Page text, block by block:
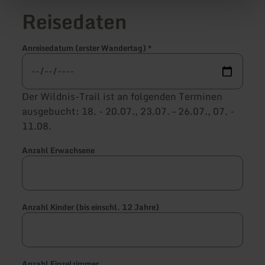
Reisedaten
Anreisedatum (erster Wandertag) *
Der Wildnis-Trail ist an folgenden Terminen
ausgebucht: 18. - 20.07., 23.07. – 26.07., 07. -
11.08.
Anzahl Erwachsene
Anzahl Kinder (bis einschl. 12 Jahre)